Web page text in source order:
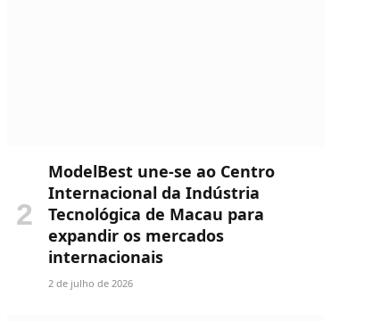
ModelBest une-se ao Centro
Internacional da Indústria
Tecnológica de Macau para
expandir os mercados
internacionais
2 de julho de 2026